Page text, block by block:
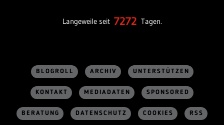
Langeweile seit 7272 Tagen.
BLOGROLL ARCHIV UNTERSTÜTZEN
KONTAKT MEDIADATEN SPONSORED
BERATUNG DATENSCHUTZ COOKIES RSS